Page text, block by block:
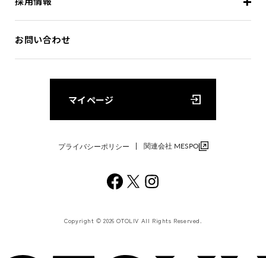
お問い合わせ
マイページ
プライバシーポリシー 関連会社 MESPO
Copyright © 2026 OTOLIV All Rights Reserved.